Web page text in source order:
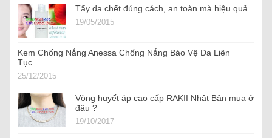
Tẩy da chết đúng cách, an toàn mà hiệu quả
19/05/2015
Kem Chống Nắng Anessa Chống Nắng Bảo Vệ Da Liên
Tục…
25/12/2015
Vòng huyết áp cao cấp RAKII Nhật Bản mua ở
đâu ?
19/10/2017